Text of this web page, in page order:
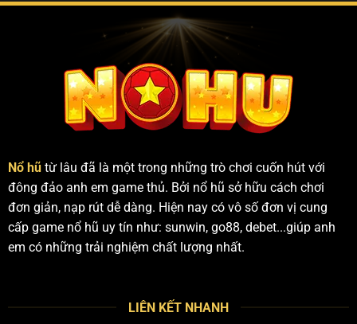
Nổ hũtừ lâu đã là một trong những trò chơi cuốn hút với
đông đảo anh em game thủ. Bởi nổ hũ sở hữu cách chơi
đơn giản, nạp rút dễ dàng. Hiện nay có vô số đơn vị cung
cấp game nổ hũ uy tín như: sunwin, go88, debet...giúp anh
em có những trải nghiệm chất lượng nhất.
LIÊN KẾT NHANH